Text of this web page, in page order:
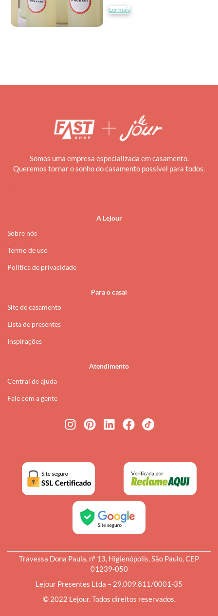
Ler mais
Somos uma empresa especializada em casamento.
Queremos tornar o sonho do casamento possível para todos.
A Lejour
Sobre nós
Termo de uso
Política de privacidade
Para o casal
Site de casamento
Lista de presentes
Inspirações
Atendimento
Central de ajuda
Fale com a gente
Travessa Dona Paula, nº 13, Higienópolis, São Paulo, CEP
01239-050
Lejour Presentes Ltda – 29.009.811/0001-35
© 2022 Lejour. Todos direitos reservados.